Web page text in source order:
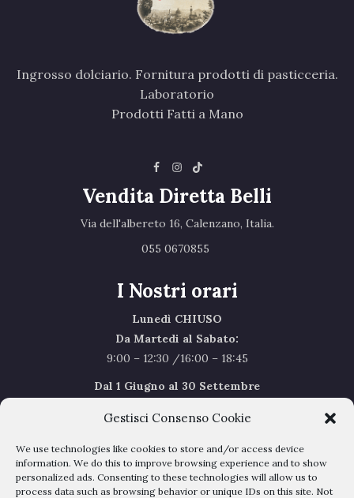
Gestisci Consenso Cookie
We use technologies like cookies to store and/or access device
information. We do this to improve browsing experience and to show
personalized ads. Consenting to these technologies will allow us to
process data such as browsing behavior or unique IDs on this site. Not
Ingrosso dolciario. Fornitura prodotti di pasticceria.
Laboratorio
Prodotti Fatti a Mano
Vendita Diretta Belli
Via dell'albereto 16, Calenzano, Italia.‎
055 0670855 ‎
I Nostri orari
Lunedì CHIUSO
Da Martedi al Sabato:
9:00 – 12:30 /16:00 – 18:45
Dal 1 Giugno al 30 Settembre
Sabato Agosto Chiusi
I chiusi per Ferie dal 1 al 24Agosto